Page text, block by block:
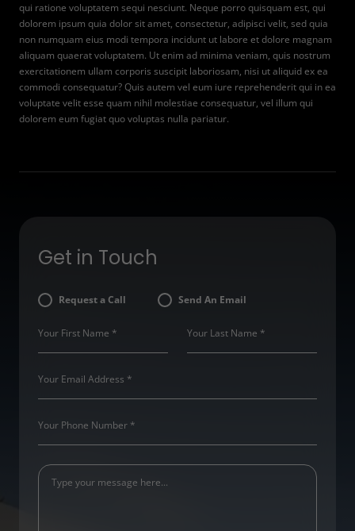
qui ratione voluptatem sequi nesciunt. Neque porro quisquam est, qui
dolorem ipsum quia dolor sit amet, consectetur, adipisci velit, sed quia
non numquam eius modi tempora incidunt ut labore et dolore magnam
aliquam quaerat voluptatem. Ut enim ad minima veniam, quis nostrum
exercitationem ullam corporis suscipit laboriosam, nisi ut aliquid ex ea
commodi consequatur? Quis autem vel eum iure reprehenderit qui in ea
voluptate velit esse quam nihil molestiae consequatur, vel illum qui
dolorem eum fugiat quo voluptas nulla pariatur.
Get in Touch
Request a Call Send An Email